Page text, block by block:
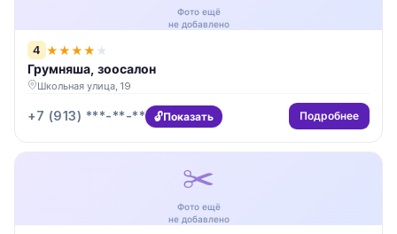
Фото ещё
не добавлено
4 ★★★★ ★
Грумняша, зоосалон
Школьная улица, 19
+7 (913) ***-**-** Показать Подробнее
✂️
Фото ещё
не добавлено